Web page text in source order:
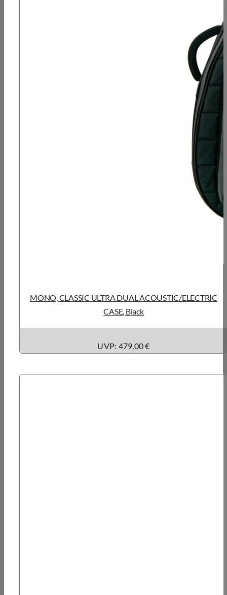
MONO, CLASSIC ULTRA DUAL ACOUSTIC/ELECTRIC
CASE, Black
UVP: 479,00 €